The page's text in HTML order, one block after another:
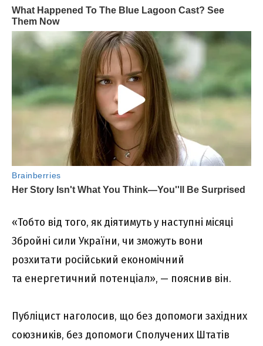
«Тобто від того, як діятимуть у наступні місяці
Збройні сили України, чи зможуть вони
розхитати російський економічний
та енергетичний потенціал», — пояснив він.
Публіцист наголосив, що без допомоги західних
союзників, без допомоги Сполучених Штатів